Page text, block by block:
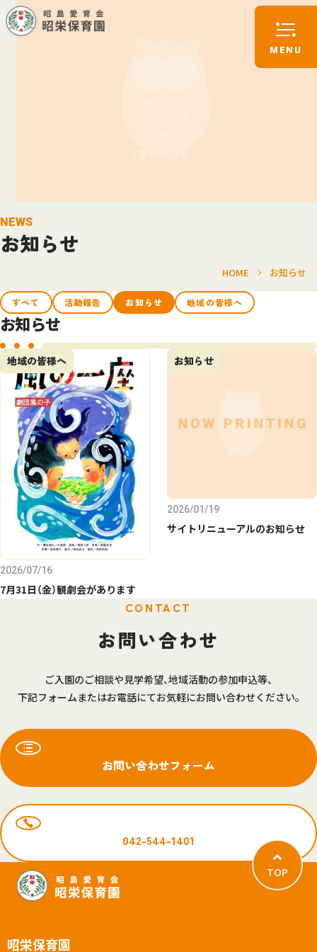
NEWS
お知らせ
HOME お知らせ
すべて 活動報告 お知らせ 地域の皆様へ
お知らせ
2026/07/16
7月31日（金）観劇会があります
地域の皆様へ
2026/01/19
サイトリニューアルのお知らせ
お知らせ
お問い合わせ
ご入園のご相談や見学希望、地域活動の参加申込等、
下記フォームまたはお電話にてお気軽にお問い合わせください。
お問い合わせフォーム
042-544-1401
TOP
昭栄保育園